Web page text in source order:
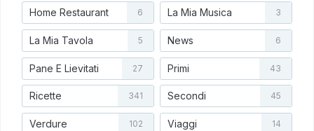
Home Restaurant 6 La Mia Musica 3
La Mia Tavola 5 News 6
Pane E Lievitati 27 Primi 43
Ricette 341 Secondi 45
Verdure 102 Viaggi 14